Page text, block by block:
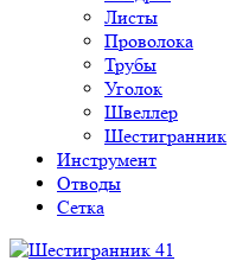
Листы
Проволока
Трубы
Уголок
Швеллер
Шестигранник
Инструмент
Отводы
Сетка